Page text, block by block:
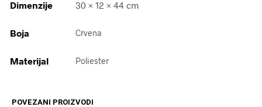
Dimenzije 30 × 12 × 44 cm
Boja Crvena
Materijal Poliester
POVEZANI PROIZVODI